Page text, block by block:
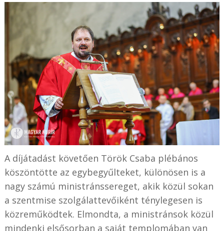
A díjátadást követően Török Csaba plébános
köszöntötte az egybegyűlteket, különösen is a
nagy számú ministránssereget, akik közül sokan
a szentmise szolgálattevőiként ténylegesen is
közreműködtek. Elmondta, a ministránsok közül
mindenki elsősorban a saját templomában van